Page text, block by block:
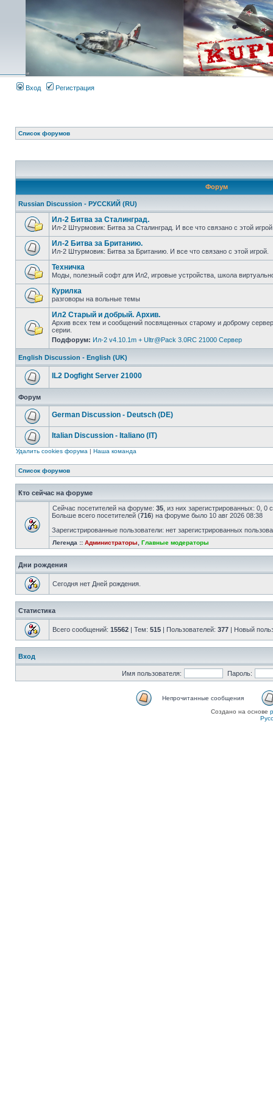
Вход Регистрация
Список форумов
Форум
Russian Discussion - РУССКИЙ (RU)
Ил-2 Битва за Сталинград.
Ил-2 Штурмовик: Битва за Сталинград. И все что связано с этой
Ил-2 Битва за Британию.
Ил-2 Штурмовик: Битва за Британию. И все что связано с этой игрой.
Техничка
Моды, полезный софт для Ил2, игровые устройства, школа
Курилка
разговоры на вольные темы
Ил2 Старый и добрый. Архив.
Архив всех тем и сообщений посвященных старому и доброму
серии.
Подфорум: Ил-2 v4.10.1m + Ultr@Pack 3.0RC 21000 Сервер
English Discussion - English (UK)
IL2 Dogfight Server 21000
Форум
German Discussion - Deutsch (DE)
Italian Discussion - Italiano (IT)
Удалить cookies форума | Наша команда
Список форумов
Кто сейчас на форуме
Сейчас посетителей на форуме: 35 , из них зарегистрированных: 0,
Больше всего посетителей (716) на форуме было 10 авг 2026 08:38
Зарегистрированные пользователи: нет зарегистрированных
Легенда :: Администраторы Главные модераторы
Дни рождения
Сегодня нет Дней рождения.
Статистика
Всего сообщений: 15562 | Тем: 515 | Пользователей: 377 | Новый
Вход
Имя пользователя: Пароль:
Непрочитанные сообщения
Создано на основе